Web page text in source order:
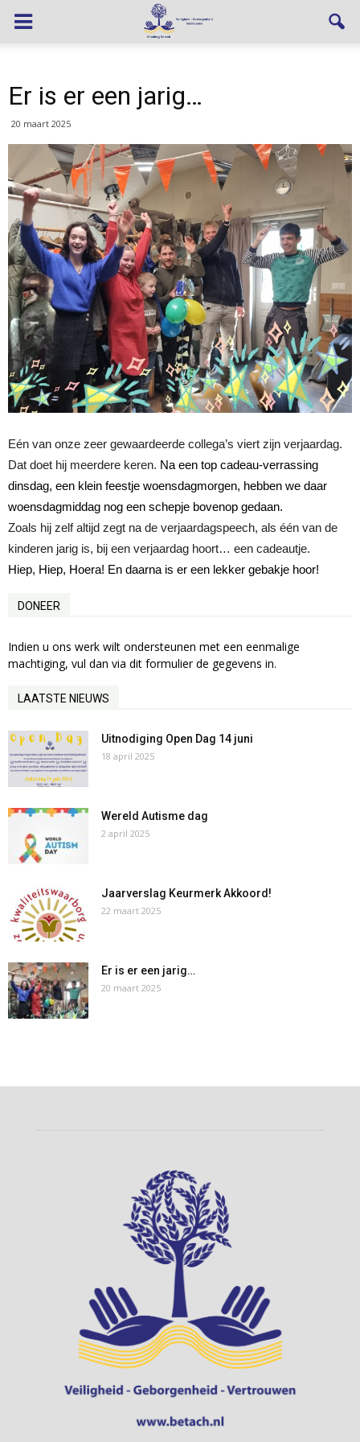
Er is er een jarig…
20 maart 2025
Eén van onze zeer gewaardeerde collega’s viert zijn verjaardag.
Dat doet hij meerdere keren. Na een top cadeau-verrassing
dinsdag, een klein feestje woensdagmorgen, hebben we daar
woensdagmiddag nog een schepje bovenop gedaan.
Zoals hij zelf altijd zegt na de verjaardagspeech, als één van de
kinderen jarig is, bij een verjaardag hoort… een cadeautje.
Hiep, Hiep, Hoera! En daarna is er een lekker gebakje hoor!
DONEER
Indien u ons werk wilt ondersteunen met een eenmalige
machtiging, vul dan via dit formulier de gegevens in.
LAATSTE NIEUWS
Uitnodiging Open Dag 14 juni
18 april 2025
Wereld Autisme dag
2 april 2025
Jaarverslag Keurmerk Akkoord!
22 maart 2025
Er is er een jarig…
20 maart 2025